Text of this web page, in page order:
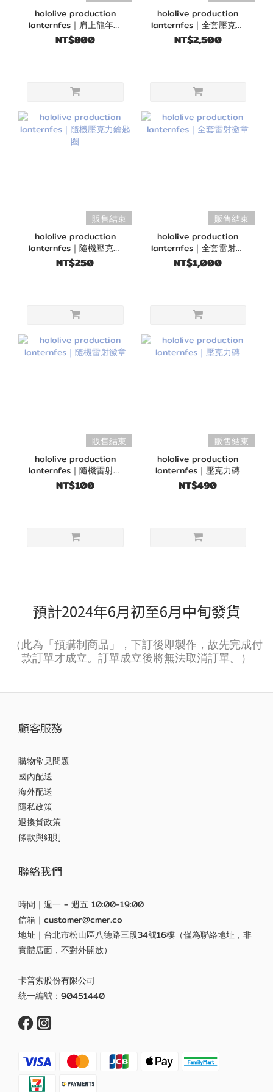
hololive production
lanternfes｜肩上龍年娃
娃
NT$800
hololive production
lanternfes｜全套壓克力
鑰匙圈
NT$2,500
販售結束
hololive production
lanternfes｜隨機壓克力
鑰匙圈
NT$250
販售結束
hololive production
lanternfes｜全套雷射徽
章
NT$1,000
販售結束
hololive production
lanternfes｜隨機雷射徽
章
NT$100
販售結束
hololive production
lanternfes｜壓克力磚
NT$490
預計2024年6月初至6月中旬發貨
（此為「預購制商品」，下訂後即製作，故先完成付
款訂單才成立。訂單成立後將無法取消訂單。）
顧客服務
購物常見問題
國內配送
海外配送
隱私政策
退換貨政策
條款與細則
聯絡我們
時間｜週一 - 週五 10:00-19:00
信箱｜customer@cmer.co
地址｜台北市松山區八德路三段34號16樓（僅為聯絡地址，非
實體店面，不對外開放）
卡普索股份有限公司
統一編號：90451440